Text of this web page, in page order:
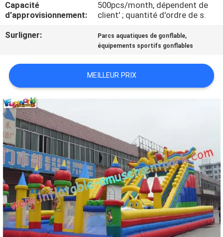
PLAN
DU
SITE
PRIVACY
POLICY
Capacité
d'approvisionnement:
500pcs/month, dépendent de
client' ; quantité d'ordre de s.
Surligner:
Parcs aquatiques de gonflable,
équipements sportifs gonflables
MEILLEUR PRIX